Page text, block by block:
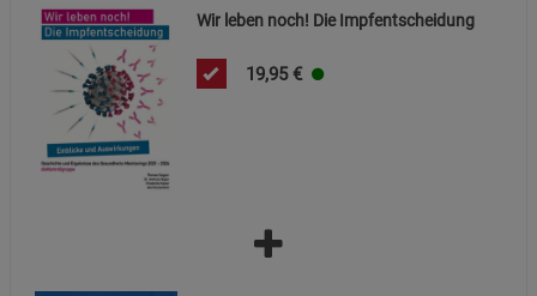
Wir leben noch! Die Impfentscheidung
19,95 €